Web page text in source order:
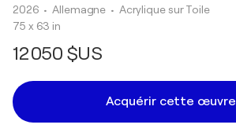
2026 • Allemagne • Acrylique sur Toile
75 x 63 in
12 050 $US
Acquérir cette œuvre